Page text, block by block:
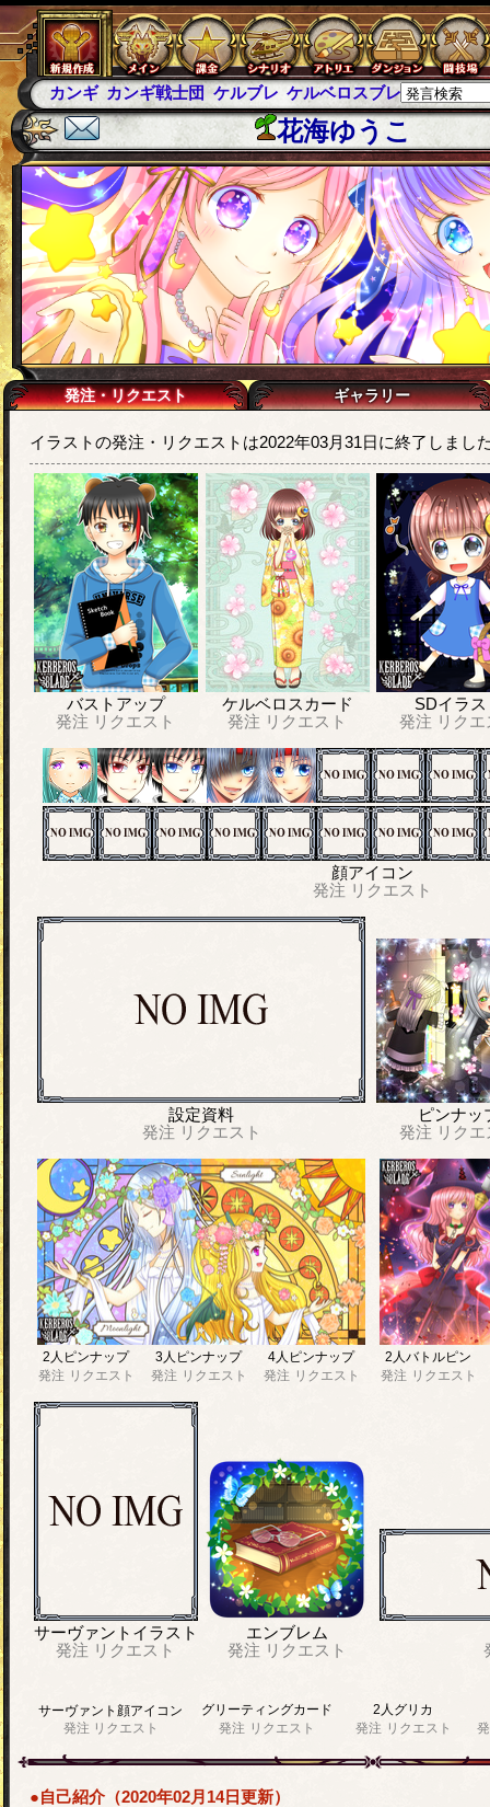
カンギ カンギ戦士団 ケルブレ ケルベロスブレイド スパ
花海ゆうこ
発注・リクエスト ギャラリー
イラストの発注・リクエストは2022年03月31日に終了しまし
バストアップ
発注 リクエスト
ケルベロスカード
発注 リクエスト
SDイラス
発注 リク
顔アイコン
発注 リクエスト
設定資料
発注 リクエスト
ピンナッ
発注 リク
2人ピンナップ
発注 リクエスト
3人ピンナップ
発注 リクエスト
4人ピンナップ
発注 リクエスト
2人バトルピン
発注 リクエスト
サーヴァントイラスト
発注 リクエスト
エンブレム
発注 リクエスト
サーヴァント顔アイコン
発注 リクエスト
グリーティングカード
発注 リクエスト
2人グリカ
発注 リクエスト
●自己紹介（2020年02月14日更新）